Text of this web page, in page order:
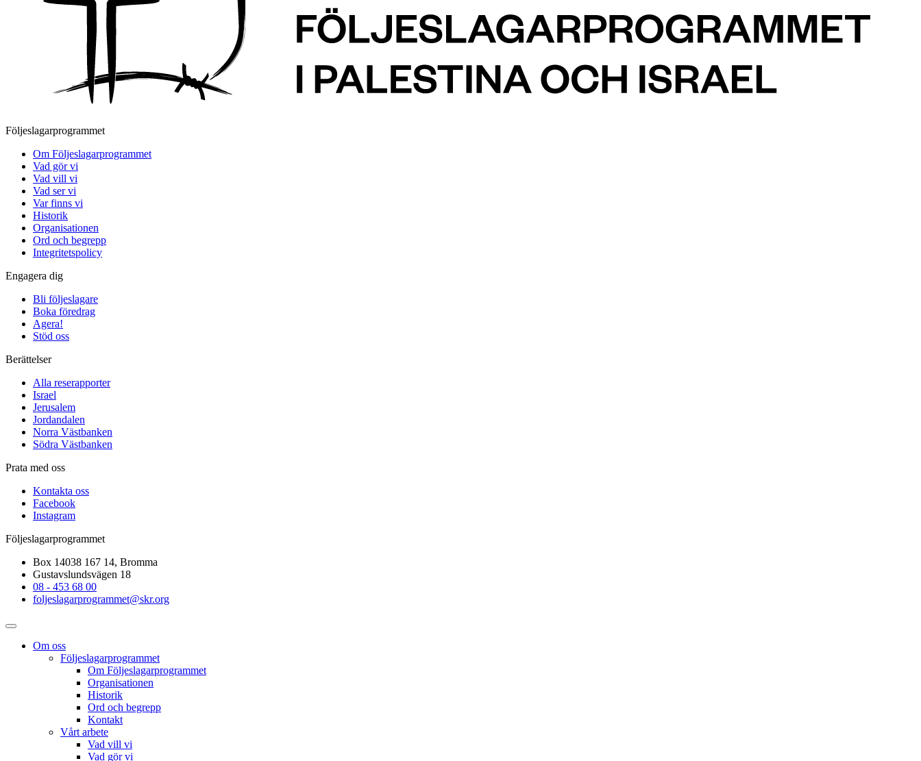
Följeslagarprogrammet
Om Följeslagarprogrammet
Vad gör vi
Vad vill vi
Vad ser vi
Var finns vi
Historik
Organisationen
Ord och begrepp
Integritetspolicy
Engagera dig
Bli följeslagare
Boka föredrag
Agera!
Stöd oss
Berättelser
Alla reserapporter
Israel
Jerusalem
Jordandalen
Norra Västbanken
Södra Västbanken
Prata med oss
Kontakta oss
Facebook
Instagram
Följeslagarprogrammet
Box 14038 167 14, Bromma
Gustavslundsvägen 18
08 - 453 68 00
foljeslagarprogrammet@skr.org
Om oss
Följeslagarprogrammet
Om Följeslagarprogrammet
Organisationen
Historik
Ord och begrepp
Kontakt
Vårt arbete
Vad vill vi
Vad gör vi